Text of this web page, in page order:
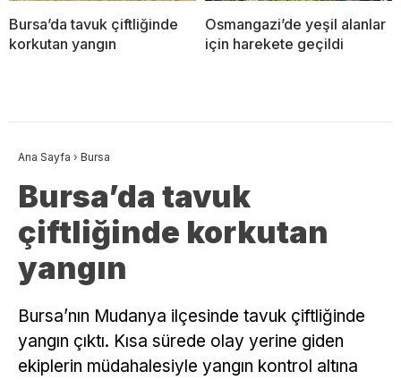
Bursa’da tavuk çiftliğinde
korkutan yangın
Osmangazi’de yeşil alanlar
için harekete geçildi
Ana Sayfa › Bursa
Bursa’da tavuk
çiftliğinde korkutan
yangın
Bursa’nın Mudanya ilçesinde tavuk çiftliğinde
yangın çıktı. Kısa sürede olay yerine giden
ekiplerin müdahalesiyle yangın kontrol altına